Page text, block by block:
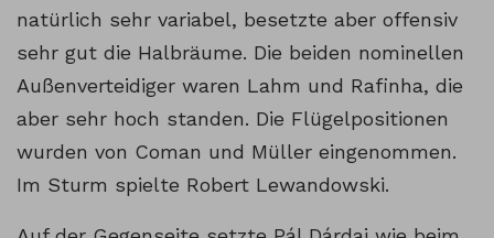
natürlich sehr variabel, besetzte aber offensiv
sehr gut die Halbräume. Die beiden nominellen
Außenverteidiger waren Lahm und Rafinha, die
aber sehr hoch standen. Die Flügelpositionen
wurden von Coman und Müller eingenommen.
Im Sturm spielte Robert Lewandowski.